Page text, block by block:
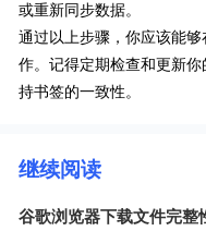
或重新同步数据。
通过以上步骤，你应该能
作。记得定期检查和更新
持书签的一致性。
继续阅读
谷歌浏览器下载文件完整